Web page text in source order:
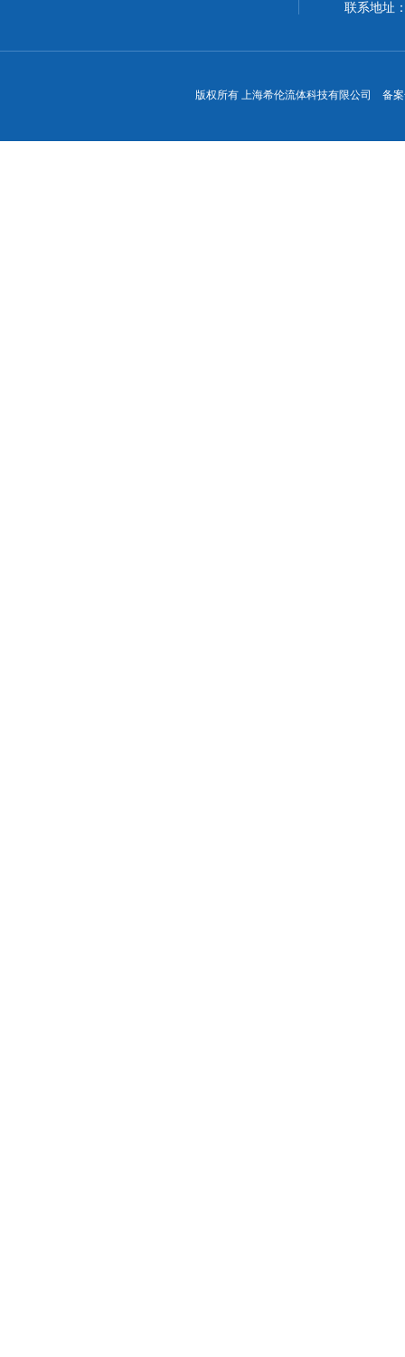
联系地址
版权所有 上海希伦流体科技有限公司 备